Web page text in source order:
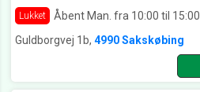
Lukket Åbent Man. fra 10:00 til 15:00
Guldborgvej 1b, 4990 Sakskøbing